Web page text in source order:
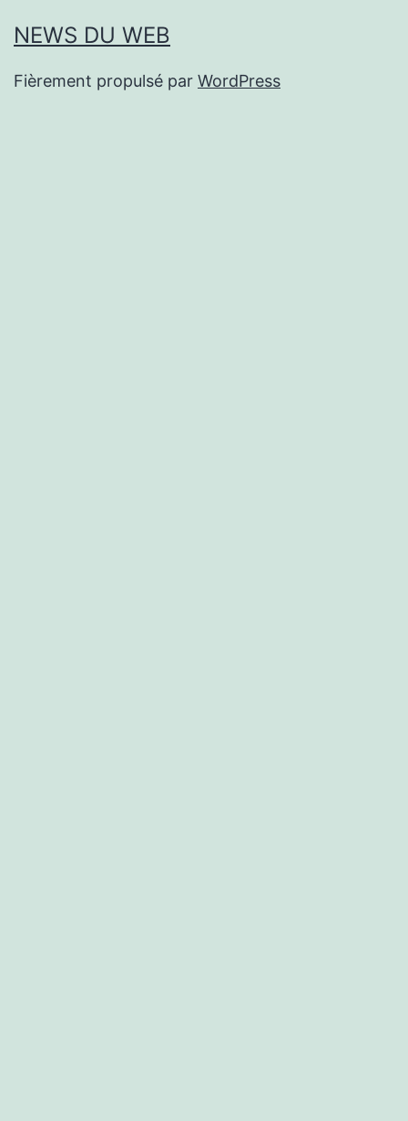
NEWS DU WEB
Fièrement propulsé par WordPress